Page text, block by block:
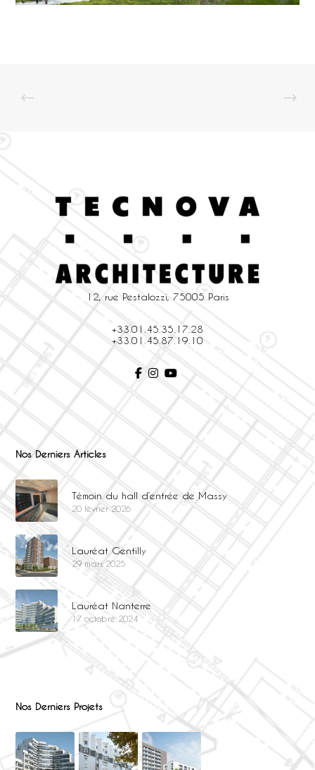
12, rue Pestalozzi, 75005 Paris
+33.01.45.35.17.28
+33.01.45.87.19.10
Nos Derniers Articles
Témoin du hall d’entrée de Massy
20 février 2026
Lauréat Gentilly
29 mars 2025
Lauréat Nanterre
17 octobre 2024
Nos Derniers Projets